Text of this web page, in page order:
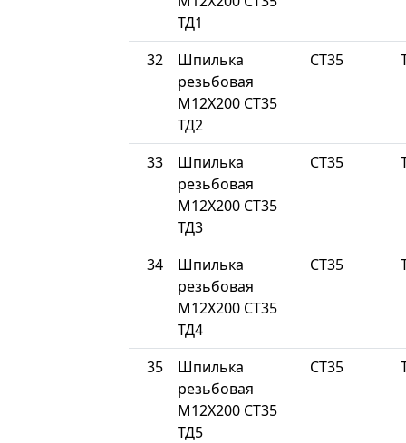
ТД1
32
Шпилька
резьбовая
М12Х200 СТ35
ТД2
СТ35
33
Шпилька
резьбовая
М12Х200 СТ35
ТД3
СТ35
34
Шпилька
резьбовая
М12Х200 СТ35
ТД4
СТ35
35
Шпилька
резьбовая
М12Х200 СТ35
ТД5
СТ35